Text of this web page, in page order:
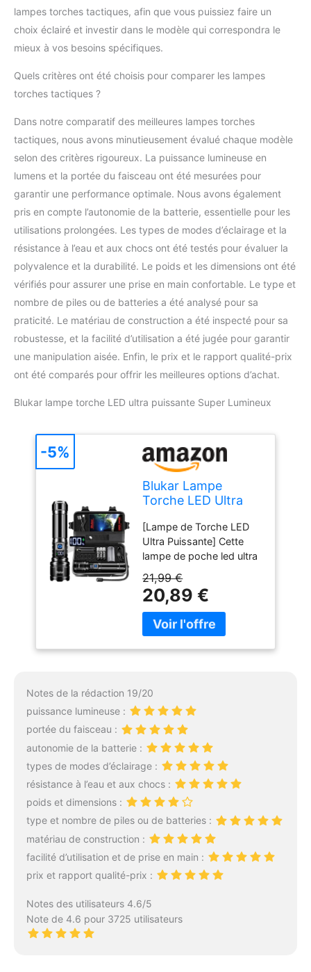
lampes torches tactiques, afin que vous puissiez faire un
choix éclairé et investir dans le modèle qui correspondra le
mieux à vos besoins spécifiques.
Quels critères ont été choisis pour comparer les lampes
torches tactiques ?
Dans notre comparatif des meilleures lampes torches
tactiques, nous avons minutieusement évalué chaque modèle
selon des critères rigoureux. La puissance lumineuse en
lumens et la portée du faisceau ont été mesurées pour
garantir une performance optimale. Nous avons également
pris en compte l’autonomie de la batterie, essentielle pour les
utilisations prolongées. Les types de modes d’éclairage et la
résistance à l’eau et aux chocs ont été testés pour évaluer la
polyvalence et la durabilité. Le poids et les dimensions ont été
vérifiés pour assurer une prise en main confortable. Le type et
nombre de piles ou de batteries a été analysé pour sa
praticité. Le matériau de construction a été inspecté pour sa
robustesse, et la facilité d’utilisation a été jugée pour garantir
une manipulation aisée. Enfin, le prix et le rapport qualité-prix
ont été comparés pour offrir les meilleures options d’achat.
Blukar lampe torche LED ultra puissante Super Lumineux
Blukar Lampe
Torche LED Ultra
Lumineux
Rechargeable
5000mAh
[Lampe de Torche LED
Ultra Puissante] Cette
lampe de poche led ultra
dernière puce LED
améliorée, fournissant un
faisceau incroyablement
puissant dix fois plus
une densité lumineuse et
exceptionnelles, et
convient à toutes les
situations où la visibilité
est faible. [Lampe Torche
Rechargeable &
Affichage LED & Sortie
USB] La torche led
puissante rechargeable
peut durer jusqu'à 6
heures à haute
luminosité, 24 heures
(mode bas) de luminosité
intégrée de 5000 mAh.
Elle est équipée d'un
21,99 €
20,89 €
-5%
Notes de la rédaction 19/20
puissance lumineuse :
portée du faisceau :
autonomie de la batterie :
types de modes d’éclairage :
résistance à l’eau et aux chocs :
poids et dimensions :
type et nombre de piles ou de batteries :
matériau de construction :
facilité d’utilisation et de prise en main :
prix et rapport qualité-prix :
Notes des utilisateurs 4.6/5
Note de 4.6 pour 3725 utilisateurs